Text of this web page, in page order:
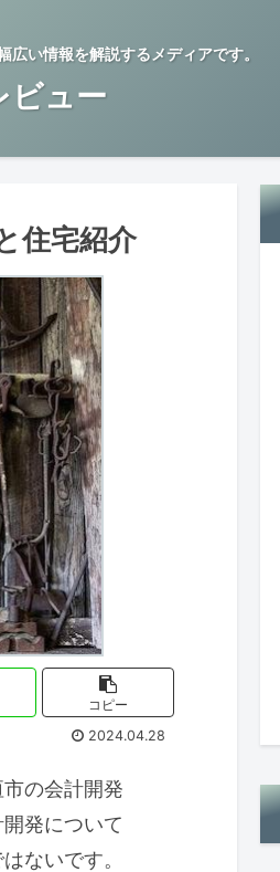
い情報を解説するメディアです。
ビュー
住宅紹介
コピー
2024.04.28
の会計開発
発について
ないです。